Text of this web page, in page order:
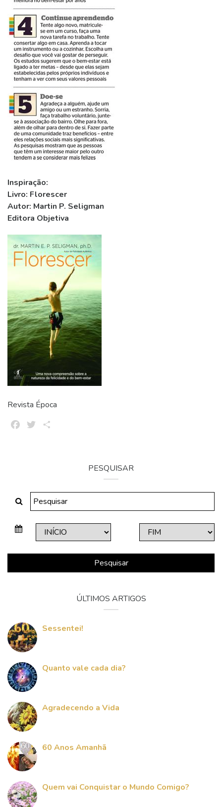
Inspiração:
Livro: Florescer
Autor: Martin P. Seligman
Editora Objetiva
Revista Época
FacebookTwitter
PESQUISAR
Pesquisar
ÚLTIMOS ARTIGOS
Sessentei!
Quanto vale cada dia?
Agradecendo a Vida
60 Anos Amanhã
Quem vai Conquistar o Mundo Comigo?